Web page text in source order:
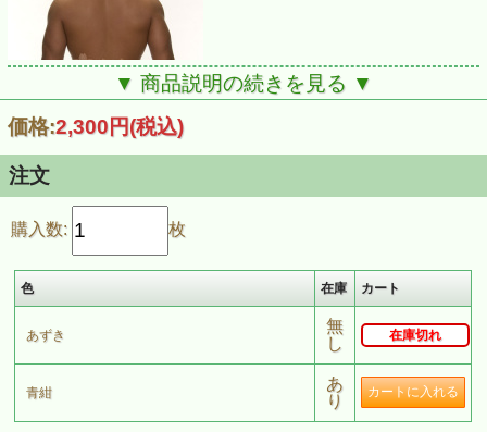
黒猫は六尺と同じくお尻を出すカタチですよ
前幅19cm長さ21cm 紐の長さ148cm紐の幅2cm
「あずき」と「青紺」があります
あずきはキレイなエンジ色で古風な装い
青紺は青を基調とした紺なので若々しく
どちらも桜の白が映える色合い
スタンダードな桜柄で誰でも使いやすいです
▼ 商品説明の続きを見る ▼
価格:2,300円(税込)
注文
購入数: 枚
色 在庫 カート
あずき
無
し
在庫切れ
青紺
あ
り